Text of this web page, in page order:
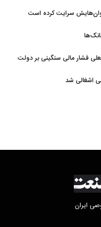
سرایت کرده است
فشار مالی سنگینی بر دولت
اشغالی شد
ایران